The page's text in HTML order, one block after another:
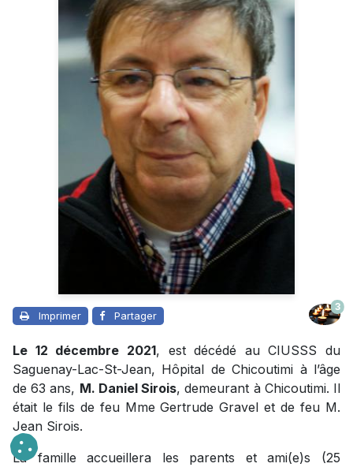
Imprimer Partager
3
Le 12 décembre 2021, est décédé au CIUSSS du
Saguenay-Lac-St-Jean, Hôpital de Chicoutimi à l’âge
de 63 ans, M. Daniel Sirois, demeurant à Chicoutimi. Il
était le fils de feu Mme Gertrude Gravel et de feu M.
Jean Sirois.
La famille accueillera les parents et ami(e)s (25